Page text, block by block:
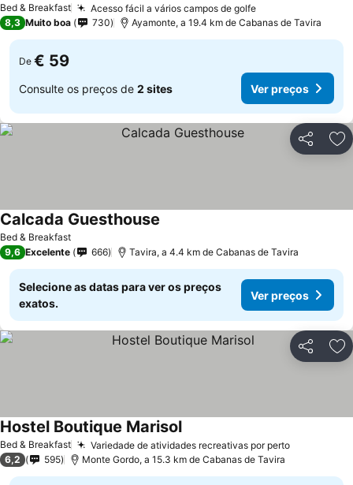
Bed & Breakfast Acesso fácil a vários campos de golfeVer preços
8,3 Muito boa 730 Ayamonte, a 19.4 km de Cabanas de Tavira
De € 59
Consulte os preços de 2 sites Ver preços
Partilhar
Bed & Breakfast
Calcada Guesthouse
9,6 Excelente 666 Tavira, a 4.4 km de Cabanas de Tavira
Selecione as datas para ver os preços
exatos.
Ver preços
Partilhar
Bed & Breakfast Variedade de atividades recreativas por pertoVer preços
Hostel Boutique MarisolVer preços
6,2 595 Monte Gordo, a 15.3 km de Cabanas de Tavira